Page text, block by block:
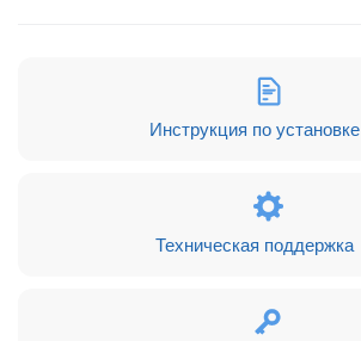
Инструкция по установке
Техническая поддержка